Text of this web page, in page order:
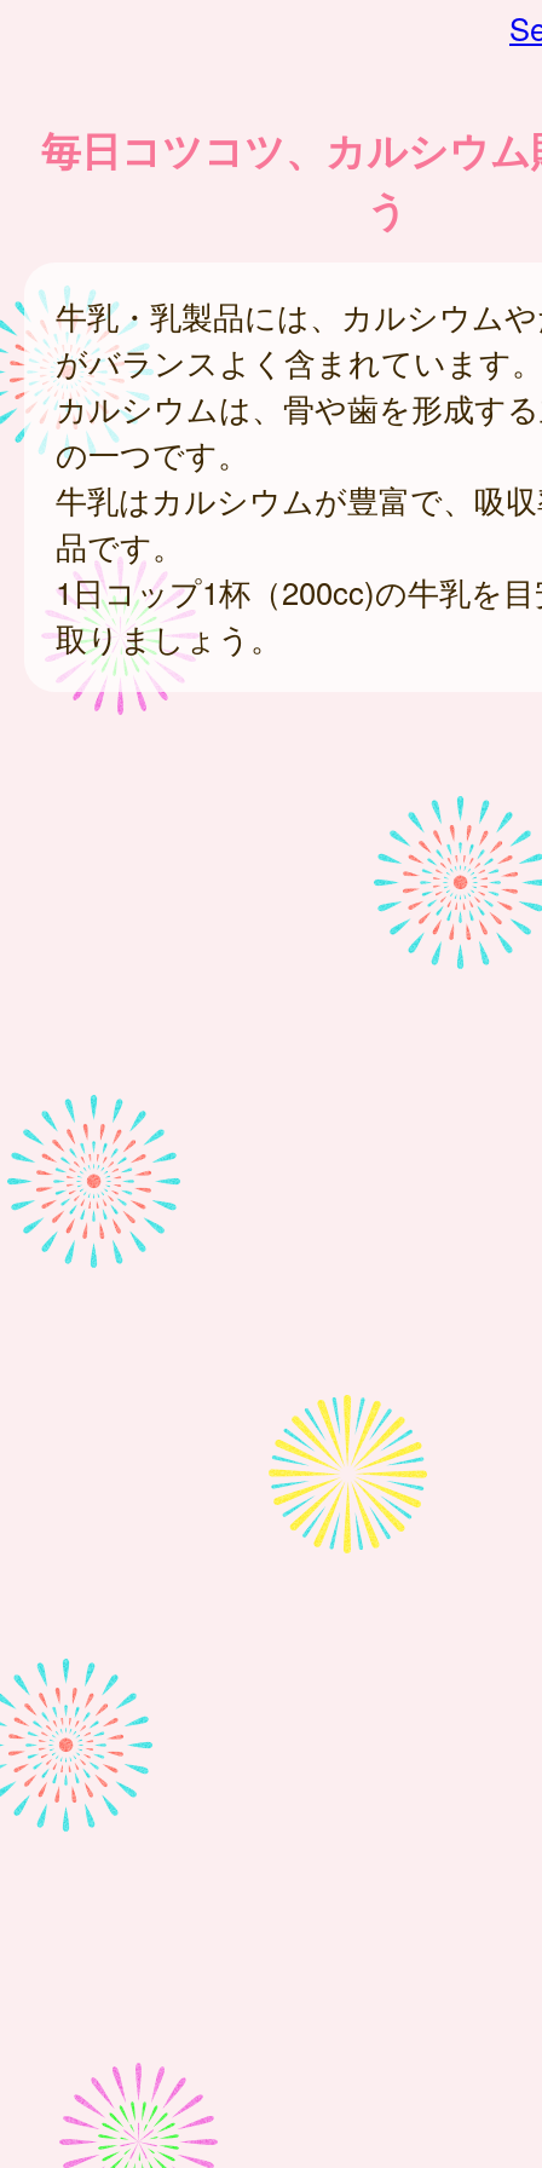
毎日コツコツ、カルシウ
う
牛乳・乳製品には、カルシウム
がバランスよく含まれています。
カルシウムは、骨や歯を形成す
の一つです。
牛乳はカルシウムが豊富で、吸
品です。
1日コップ1杯（200cc)の牛乳を
取りましょう。